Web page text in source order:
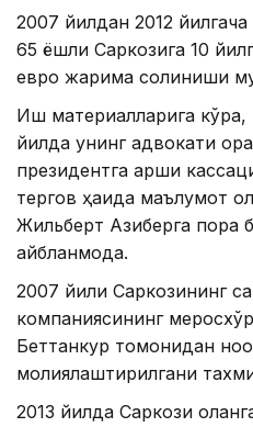
2007 йилдан 2012
65 ёшли Саркозига 10
евро жарима солиниши
Иш материалларига кўра,
йилда унинг адвокати
президентга қарши
тергов ҳақида маълумот
Жильберт Азиберга пора
айбланмоқда.
2007 йили Саркозининг
компаниясининг
Беттанкур томонидан
молиялаштирилгани
2013 йилда Саркози